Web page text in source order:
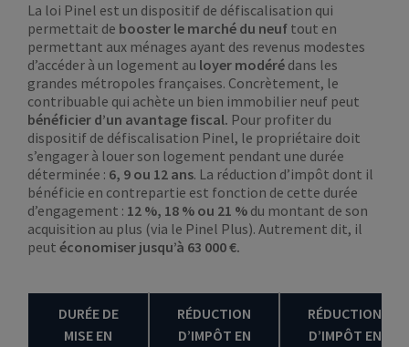
La loi Pinel est un dispositif de défiscalisation qui
permettait de booster le marché du neuf tout en
permettant aux ménages ayant des revenus modestes
d’accéder à un logement au loyer modéré dans les
grandes métropoles françaises. Concrètement, le
contribuable qui achète un bien immobilier neuf peut
bénéficier d’un avantage fiscal. Pour profiter du
dispositif de défiscalisation Pinel, le propriétaire doit
s’engager à louer son logement pendant une durée
déterminée : 6, 9 ou 12 ans. La réduction d’impôt dont il
bénéficie en contrepartie est fonction de cette durée
d’engagement : 12 %, 18 % ou 21 % du montant de son
acquisition au plus (via le Pinel Plus). Autrement dit, il
peut économiser jusqu’à 63 000 €.
DURÉE DE
MISE EN
RÉDUCTION
D’IMPÔT EN
RÉDUCTION
D’IMPÔT EN